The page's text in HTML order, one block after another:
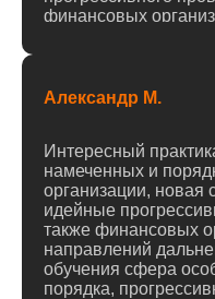
финансовых
Александр М.
Интересный
намеченных и
организации, новая
идейные
также финансовых
направлений
обучения сфера
порядка,